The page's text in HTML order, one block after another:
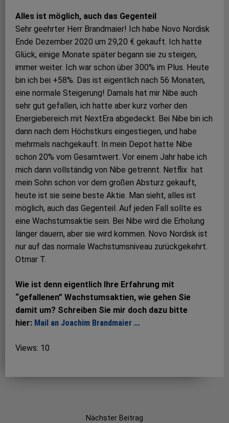
Alles ist möglich, auch das Gegenteil
Sehr geehrter Herr Brandmaier! Ich habe Novo Nordisk
Ende Dezember 2020 um 29,20 € gekauft. Ich hatte
Glück, einige Monate später begann sie zu steigen,
immer weiter. Ich war schon über 300% im Plus. Heute
bin ich bei +58%. Das ist eigentlich nach 56 Monaten,
eine normale Steigerung! Damals hat mir Nibe auch
sehr gut gefallen, ich hatte aber kurz vorher den
Energiebereich mit NextEra abgedeckt. Bei Nibe bin ich
dann nach dem Höchstkurs eingestiegen, und habe
mehrmals nachgekauft. In mein Depot hatte Nibe
schon 20% vom Gesamtwert. Vor einem Jahr habe ich
mich dann vollständig von Nibe getrennt. Netflix hat
mein Sohn schon vor dem großen Absturz gekauft,
heute ist sie seine beste Aktie. Man sieht, alles ist
möglich, auch das Gegenteil. Auf jeden Fall sollte es
eine Wachstumsaktie sein. Bei Nibe wird die Erholung
länger dauern, aber sie wird kommen. Novo Nordisk ist
nur auf das normale Wachstumsniveau zurückgekehrt.
Otmar T.
Wie ist denn eigentlich Ihre Erfahrung mit
“gefallenen” Wachstumsaktien, wie gehen Sie
damit um? Schreiben Sie mir doch dazu bitte
hier: Mail an Joachim Brandmaier …
Views: 10
Nächster Beitrag